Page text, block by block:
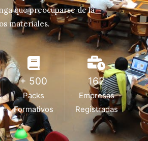
que preocuparse de la
materiales.
+ 500
Packs
Formativos
162
Empresas
Registradas